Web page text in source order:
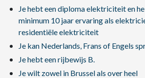
Je hebt een diploma elektriciteit en
minimum 10 jaar ervaring als
residentiële elektriciteit
Je kan Nederlands, Frans of Engels
Je hebt een rijbewijs B.
Je wilt zowel in Brussel als over heel